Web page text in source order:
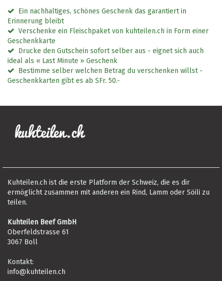
Ein nachhaltiges, schönes Geschenk das garantiert in
Erinnerung bleibt
Verschenke ein Fleischpaket von kuhteilen.ch in Form einer
Geschenkkarte
Drucke den Gutschein sofort selber aus - eignet sich auch
ideal als « Last Minute » Geschenk
Bestimme selber welchen Betrag du verschenken willst -
Geschenkkarten gibt es ab SFr. 50.-
Kuhteilen.ch ist die erste Platform der Schweiz, die es dir
ermöglicht zusammen mit anderen ein Rind, Lamm oder Söili zu
teilen.
Kuhteilen Beef GmbH
Oberfeldstrasse 61
3067 Boll
Kontakt:
info@kuhteilen.ch